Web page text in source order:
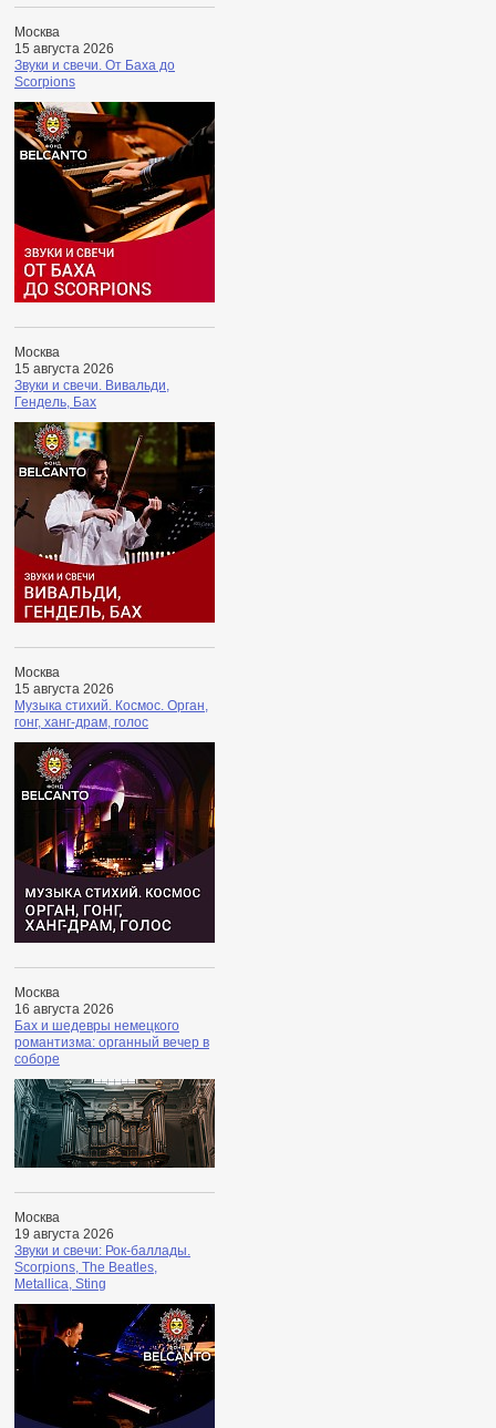
Москва
15 августа 2026
Звуки и свечи. От Баха до
Scorpions
Москва
15 августа 2026
Звуки и свечи. Вивальди,
Гендель, Бах
Москва
15 августа 2026
Музыка стихий. Космос. Орган,
гонг, ханг-драм, голос
Москва
16 августа 2026
Бах и шедевры немецкого
романтизма: органный вечер в
соборе
Москва
19 августа 2026
Звуки и свечи: Рок-баллады.
Scorpions, The Beatles,
Metallica, Sting